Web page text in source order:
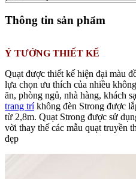
Thông tin sản phẩm
Ý TƯỞNG THIẾT KẾ
Quạt được thiết kế hiện đại màu
lựa chọn ưu thích của nhiều
ăn, phòng ngủ, nhà hàng, khách
trang tríkhông đèn Strong được
từ 2,8m. Quạt Strong được sử
vời thay thế các mẫu quạt truyền
đẹp